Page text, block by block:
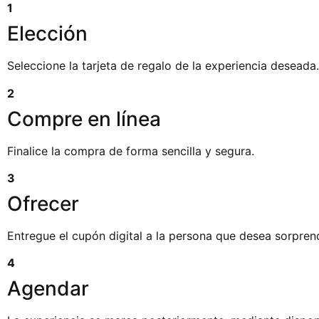
1
Elección
Seleccione la tarjeta de regalo de la experiencia deseada.
2
Compre en línea
Finalice la compra de forma sencilla y segura.
3
Ofrecer
Entregue el cupón digital a la persona que desea
4
Agendar